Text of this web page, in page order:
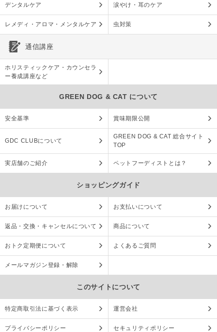
デンタルケア 涙やけ・耳のケア
レメディ・アロマ・メンタルケア 虫対策
通信講座
ホリスティックケア・カウンセラ
ー養成講座など
GREEN DOG & CAT について
安全基準 賞味期限公開
GDC CLUBについて
GREEN DOG & CAT 総合サイト
TOP
実店舗のご紹介 ペットフーディストとは？
ショッピングガイド
お届けについて お支払いについて
返品・交換・キャンセルについて 商品について
おトク定期便について よくあるご質問
メールマガジン登録・解除
このサイトについて
特定商取引法に基づく表示 運営会社
プライバシーポリシー セキュリティポリシー